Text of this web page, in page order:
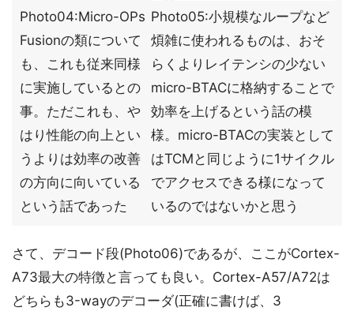
Photo04:Micro-OPs
Fusionの類について
も、これも従来同様
に実施しているとの
事。ただこれも、や
はり性能の向上とい
うよりは効率の改善
の方向に向いている
という話であった
Photo05:小規模なループなど
煩雑に使われるものは、おそ
らくよりレイテンシの少ない
micro-BTACに格納することで
効率を上げるという話の模
様。micro-BTACの実装として
はTCMと同じように1サイクル
でアクセスできる様になって
いるのではないかと思う
さて、デコード段(Photo06)であるが、ここがCortex-
A73最大の特徴と言っても良い。Cortex-A57/A72は
どちらも3-wayのデコーダ(正確に書けば、3